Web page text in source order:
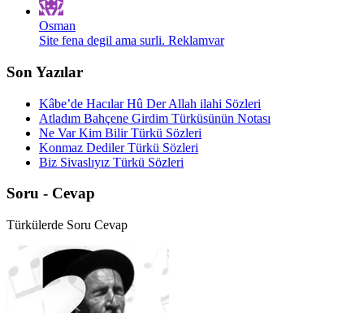
Osman
Site fena degil ama surli. Reklamvar
Son Yazılar
Kâbe’de Hacılar Hû Der Allah ilahi Sözleri
Atladım Bahçene Girdim Türküsünün Notası
Ne Var Kim Bilir Türkü Sözleri
Konmaz Dediler Türkü Sözleri
Biz Sivaslıyız Türkü Sözleri
Soru - Cevap
Türkülerde Soru Cevap